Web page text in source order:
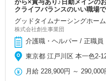
から×賞与あり♪日勤メインの
クライフバランスのいい職場
グッドタイムナーシングホー
株式会社創生事業団
介護職・ヘルパー / 正職員
東京都 江戸川区 本一色2-
月給 228,900円 ～ 290,000